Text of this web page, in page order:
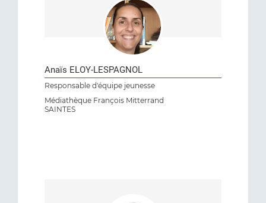
Anaïs ELOY-LESPAGNOL
Responsable d'équipe jeunesse
Médiathèque François Mitterrand
SAINTES